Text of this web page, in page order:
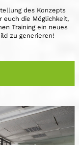
des Konzepts
euch die Möglichkeit,
Training ein neues
zu generieren!